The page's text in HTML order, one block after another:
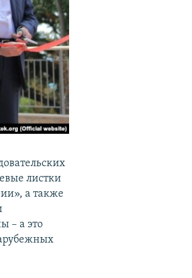
листки
а также
– а это